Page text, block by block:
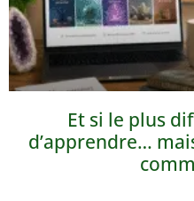
Et si le plus
d’apprendre…